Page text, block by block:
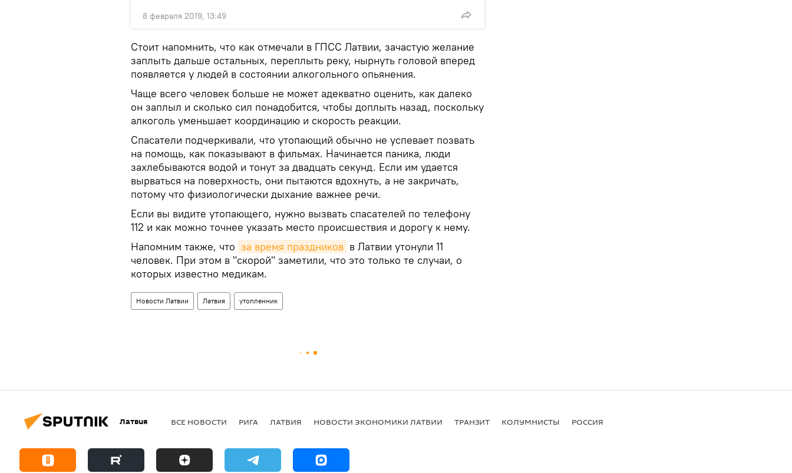
8 февраля 2019, 13:49
Стоит напомнить, что как отмечали в ГПСС Латвии, зачастую желание
заплыть дальше остальных, переплыть реку, нырнуть головой вперед
появляется у людей в состоянии алкогольного опьянения.
Чаще всего человек больше не может адекватно оценить, как далеко
он заплыл и сколько сил понадобится, чтобы доплыть назад, поскольку
алкоголь уменьшает координацию и скорость реакции.
Спасатели подчеркивали, что утопающий обычно не успевает позвать
на помощь, как показывают в фильмах. Начинается паника, люди
захлебываются водой и тонут за двадцать секунд. Если им удается
вырваться на поверхность, они пытаются вдохнуть, а не закричать,
потому что физиологически дыхание важнее речи.
Если вы видите утопающего, нужно вызвать спасателей по телефону
112 и как можно точнее указать место происшествия и дорогу к нему.
Напомним также, что за время праздников в Латвии утонули 11
человек. При этом в "скорой" заметили, что это только те случаи, о
которых известно медикам.
Новости Латвии Латвия утопленник
Латвия ВСЕ НОВОСТИ РИГА ЛАТВИЯ НОВОСТИ ЭКОНОМИКИ ЛАТВИИ ТРАНЗИТ КОЛУМНИСТЫ РОССИЯ